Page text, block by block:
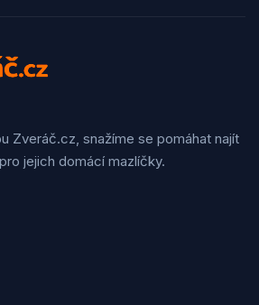
Zveráč.cz, snažíme se pomáhat najít
jejich domácí mazlíčky.